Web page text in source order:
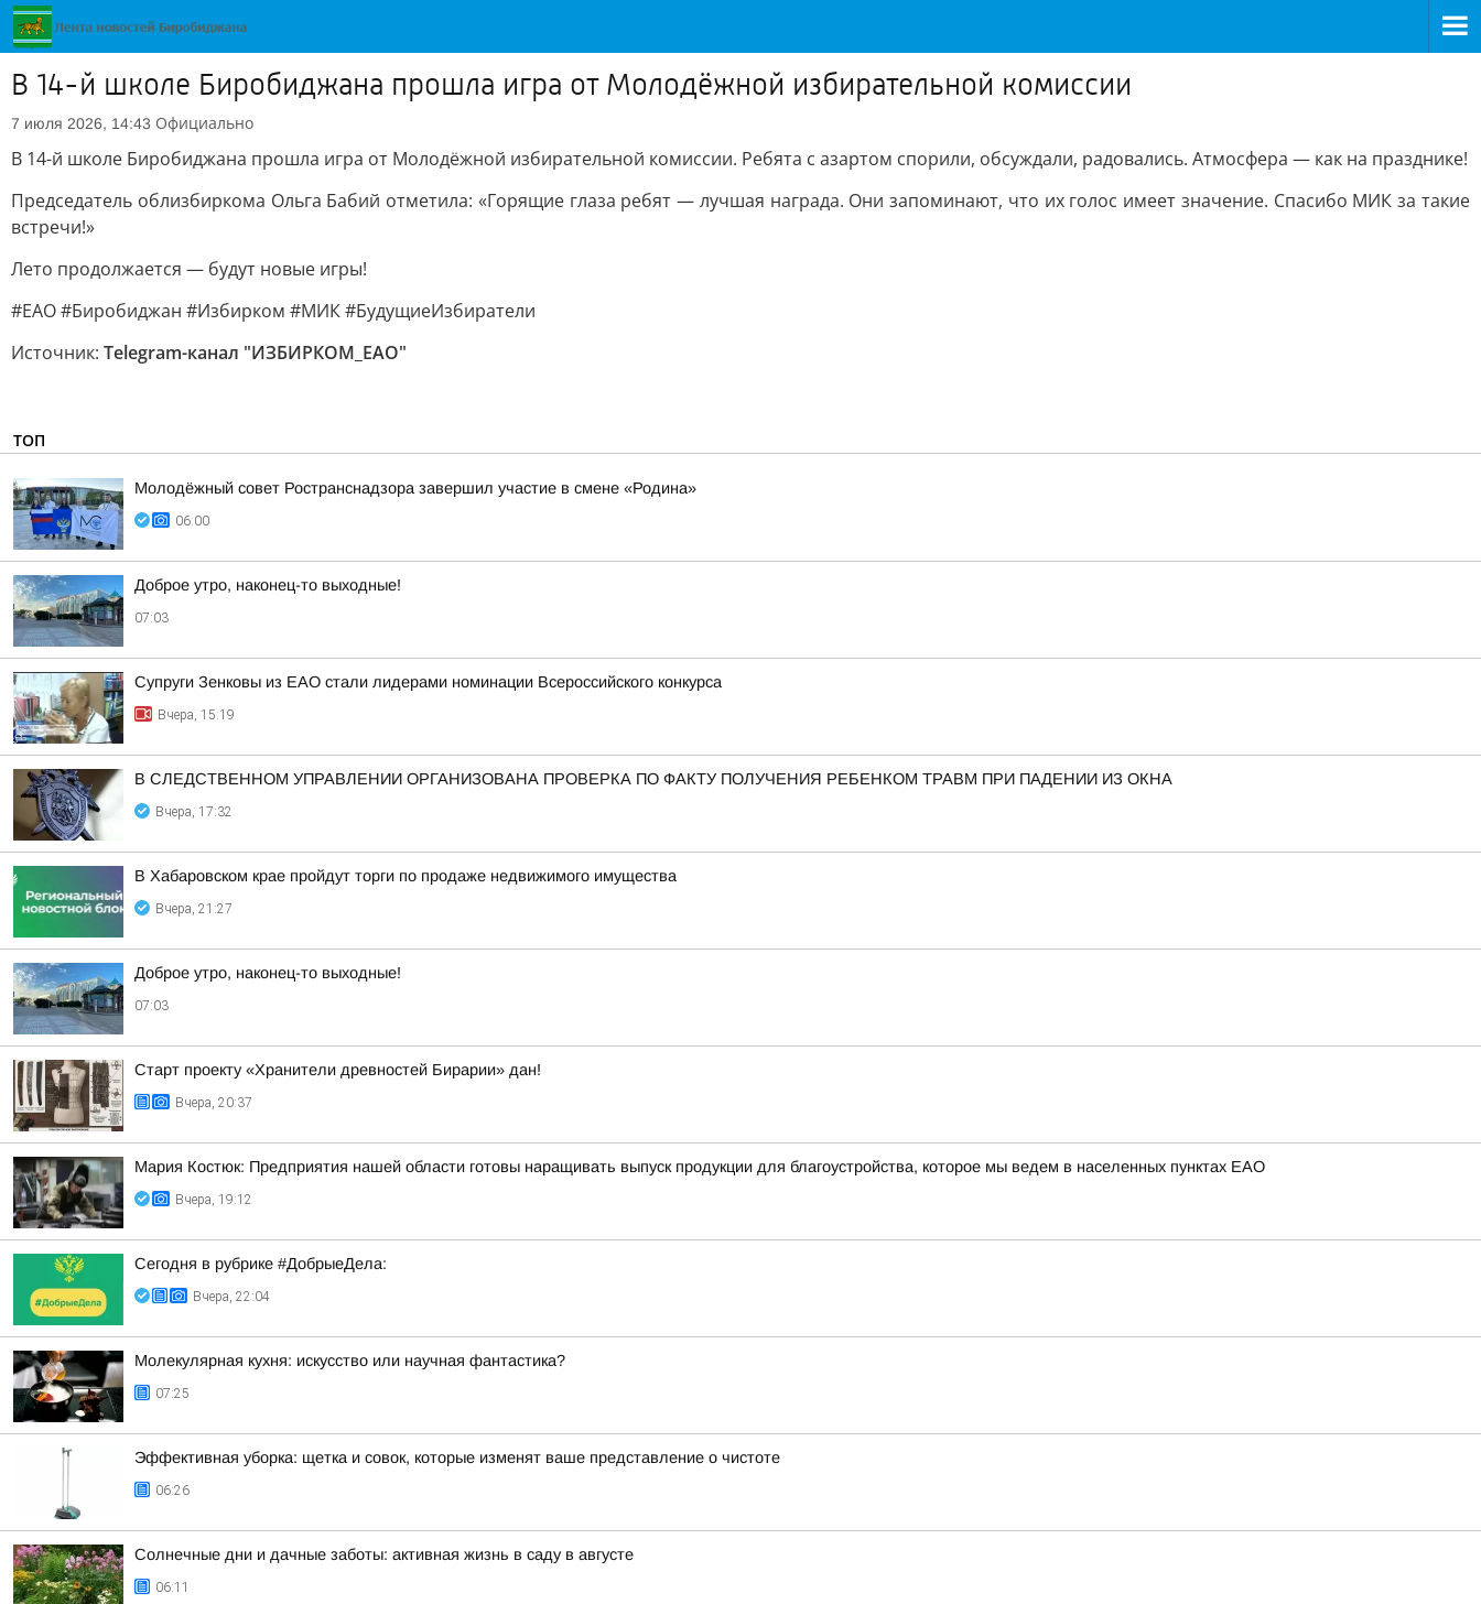
В 14-й школе Биробиджана прошла игра от Молодёжной избирательной комиссии
7 июля 2026, 14:43 Официально
В 14-й школе Биробиджана прошла игра от Молодёжной избирательной комиссии. Ребята с азартом спорили, обсуждали, радовались. Атмосфера — как на празднике!
Председатель облизбиркома Ольга Бабий отметила: «Горящие глаза ребят — лучшая награда. Они запоминают, что их голос имеет значение. Спасибо МИК за такие
встречи!»
Лето продолжается — будут новые игры!
#ЕАО #Биробиджан #Избирком #МИК #БудущиеИзбиратели
Источник: Telegram-канал "ИЗБИРКОМ_ЕАО"
ТОП
Молодёжный совет Ространснадзора завершил участие в смене «Родина»
06:00
Доброе утро, наконец-то выходные!
07:03
Супруги Зенковы из ЕАО стали лидерами номинации Всероссийского конкурса
Вчера, 15:19
В СЛЕДСТВЕННОМ УПРАВЛЕНИИ ОРГАНИЗОВАНА ПРОВЕРКА ПО ФАКТУ ПОЛУЧЕНИЯ РЕБЕНКОМ ТРАВМ ПРИ ПАДЕНИИ ИЗ ОКНА
Вчера, 17:32
В Хабаровском крае пройдут торги по продаже недвижимого имущества
Вчера, 21:27
Доброе утро, наконец-то выходные!
07:03
Старт проекту «Хранители древностей Бирарии» дан!
Вчера, 20:37
Мария Костюк: Предприятия нашей области готовы наращивать выпуск продукции для благоустройства, которое мы ведем в населенных пунктах ЕАО
Вчера, 19:12
Сегодня в рубрике #ДобрыеДела:
Вчера, 22:04
Молекулярная кухня: искусство или научная фантастика?
07:25
Эффективная уборка: щетка и совок, которые изменят ваше представление о чистоте
06:26
Солнечные дни и дачные заботы: активная жизнь в саду в августе
06:11